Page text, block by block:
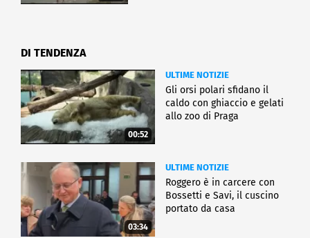
DI TENDENZA
00:52
ULTIME NOTIZIE
Gli orsi polari sfidano il
caldo con ghiaccio e gelati
allo zoo di Praga
03:34
ULTIME NOTIZIE
Roggero è in carcere con
Bossetti e Savi, il cuscino
portato da casa